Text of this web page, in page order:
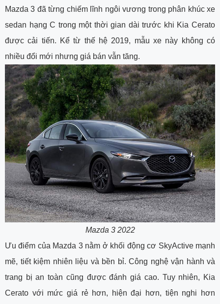
Mazda 3 đã từng chiếm lĩnh ngôi vương trong phân khúc xe
sedan hạng C trong một thời gian dài trước khi Kia Cerato
được cải tiến. Kể từ thế hệ 2019, mẫu xe này không có
nhiều đổi mới nhưng giá bán vẫn tăng.
Mazda 3 2022
Ưu điểm của Mazda 3 nằm ở khối động cơ SkyActive mạnh
mẽ, tiết kiệm nhiên liệu và bền bỉ. Công nghệ vận hành và
trang bị an toàn cũng được đánh giá cao. Tuy nhiên, Kia
Cerato với mức giá rẻ hơn, hiện đại hơn, tiện nghi hơn